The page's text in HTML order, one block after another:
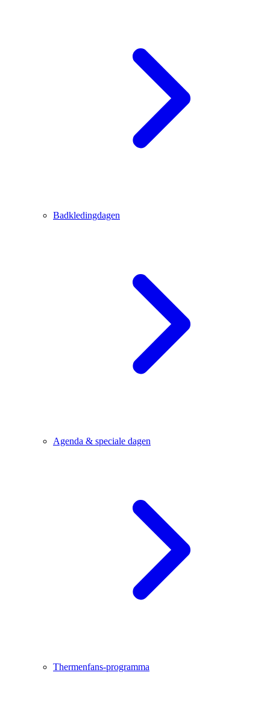
Badkledingdagen
Agenda & speciale dagen
Thermenfans-programma